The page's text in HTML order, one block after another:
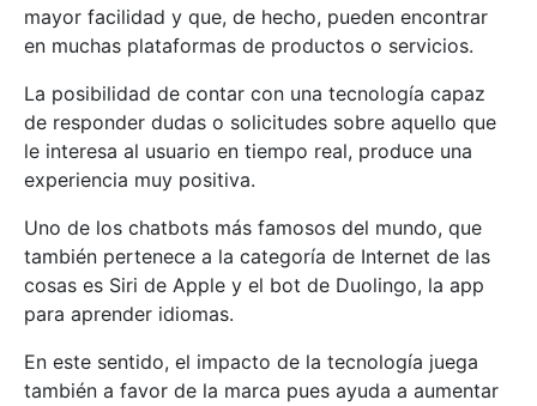
mayor facilidad y que, de hecho, pueden encontrar
en muchas plataformas de productos o servicios.
La posibilidad de contar con una tecnología capaz
de responder dudas o solicitudes sobre aquello que
le interesa al usuario en tiempo real, produce una
experiencia muy positiva.
Uno de los chatbots más famosos del mundo, que
también pertenece a la categoría de Internet de las
cosas es Siri de Apple y el bot de Duolingo, la app
para aprender idiomas.
En este sentido, el impacto de la tecnología juega
también a favor de la marca pues ayuda a aumentar